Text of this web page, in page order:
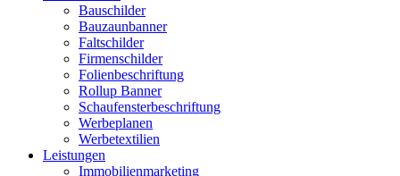
Bauschilder
Bauzaunbanner
Faltschilder
Firmenschilder
Folienbeschriftung
Rollup Banner
Schaufensterbeschriftung
Werbeplanen
Werbetextilien
Leistungen
Immobilienmarketing